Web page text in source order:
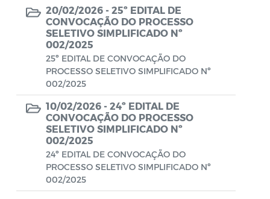
Portaria Gabinete
Portaria IBASMA
Portaria SEADM
Portaria SECUT
Portaria SEDUC
Portaria SEFAZ
20/02/2026 - 25º EDITAL DE
CONVOCAÇÃO DO PROCESSO
SELETIVO SIMPLIFICADO Nº
002/2025
25º EDITAL DE CONVOCAÇÃO DO
PROCESSO SELETIVO SIMPLIFICADO Nº
002/2025
10/02/2026 - 24º EDITAL DE
CONVOCAÇÃO DO PROCESSO
SELETIVO SIMPLIFICADO Nº
002/2025
24º EDITAL DE CONVOCAÇÃO DO
PROCESSO SELETIVO SIMPLIFICADO Nº
002/2025